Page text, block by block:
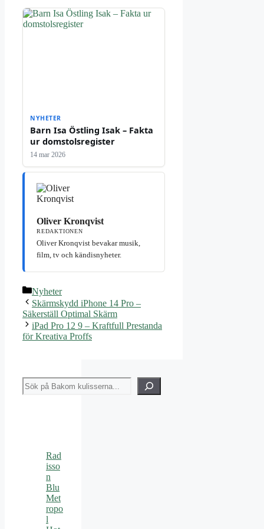
NYHETER
Barn Isa Östling Isak – Fakta
ur domstolsregister
14 mar 2026
Oliver Kronqvist
REDAKTIONEN
Oliver Kronqvist bevakar musik,
film, tv och kändisnyheter.
Kategorier
Nyheter
Skärmskydd iPhone 14 Pro –
Säkerställ Optimal Skärm
iPad Pro 12 9 – Kraftfull Prestanda
för Kreativa Proffs
Sök
Rad
isso
n
Blu
Met
ropo
l